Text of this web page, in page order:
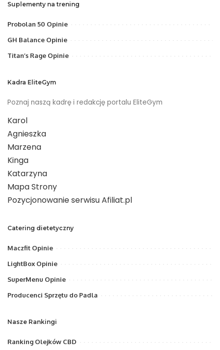
Suplementy na trening
Probolan 50 Opinie
GH Balance Opinie
Titan’s Rage Opinie
Kadra EliteGym
Poznaj naszą kadrę i redakcję portalu EliteGym
Karol
Agnieszka
Marzena
Kinga
Katarzyna
Mapa Strony
Pozycjonowanie serwisu Afiliat.pl
Catering dietetyczny
Maczfit Opinie
LightBox Opinie
SuperMenu Opinie
Producenci Sprzętu do Padla
Nasze Rankingi
Ranking Olejków CBD